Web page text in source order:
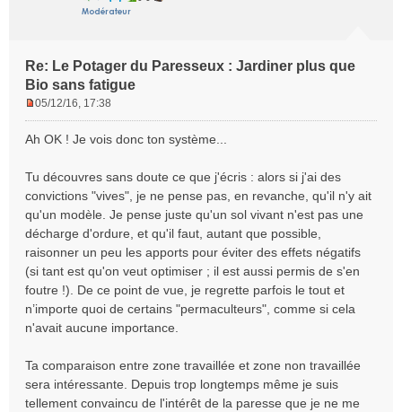
Re: Le Potager du Paresseux : Jardiner plus que
Bio sans fatigue
s
a
g
e
n
n
l
u
05/12/16, 17:38
Ah OK ! Je vois donc ton système...
Tu découvres sans doute ce que j'écris : alors si j'ai des
convictions "vives", je ne pense pas, en revanche, qu'il n'y ait
qu'un modèle. Je pense juste qu'un sol vivant n'est pas une
décharge d'ordure, et qu'il faut, autant que possible,
raisonner un peu les apports pour éviter des effets négatifs
(si tant est qu'on veut optimiser ; il est aussi permis de s'en
foutre !). De ce point de vue, je regrette parfois le tout et
n’importe quoi de certains "permaculteurs", comme si cela
n'avait aucune importance.
Ta comparaison entre zone travaillée et zone non travaillée
sera intéressante. Depuis trop longtemps même je suis
tellement convaincu de l'intérêt de la paresse que je ne me